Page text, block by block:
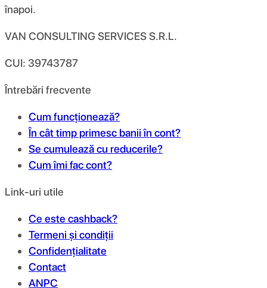
înapoi.
VAN CONSULTING SERVICES S.R.L.
CUI: 39743787
Întrebări frecvente
Cum funcționează?
În cât timp primesc banii în cont?
Se cumulează cu reducerile?
Cum îmi fac cont?
Link-uri utile
Ce este cashback?
Termeni și condiții
Confidențialitate
Contact
ANPC